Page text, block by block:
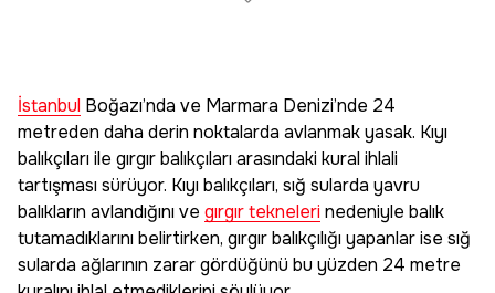
İstanbul Boğazı’nda ve Marmara Denizi’nde 24
metreden daha derin noktalarda avlanmak yasak. Kıyı
balıkçıları ile gırgır balıkçıları arasındaki kural ihlali
tartışması sürüyor. Kıyı balıkçıları, sığ sularda yavru
balıkların avlandığını ve gırgır teknelerinedeniyle balık
tutamadıklarını belirtirken, gırgır balıkçılığı yapanlar ise sığ
sularda ağlarının zarar gördüğünü bu yüzden 24 metre